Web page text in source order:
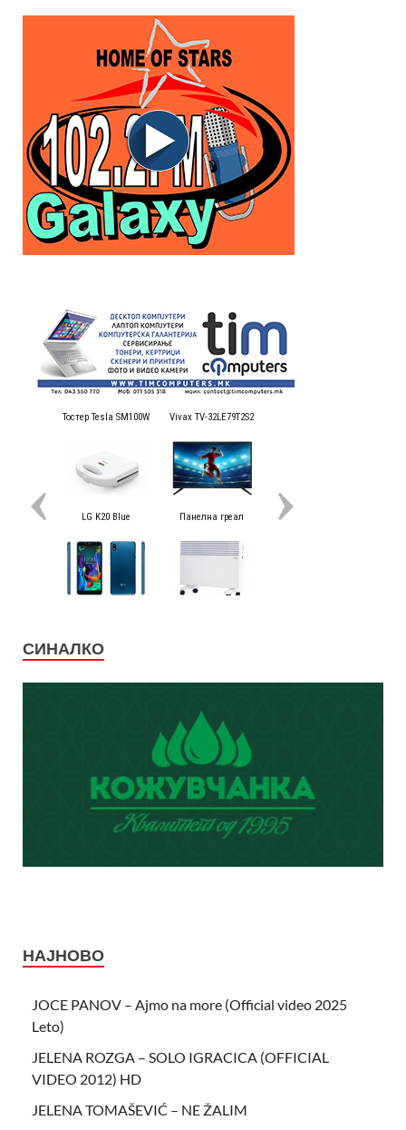
СИНАЛКО
НАЈНОВО
JOCE PANOV – Ajmo na more (Official video 2025
Leto)
JELENA ROZGA – SOLO IGRACICA (OFFICIAL
VIDEO 2012) HD
JELENA TOMAŠEVIĆ – NE ŽALIM